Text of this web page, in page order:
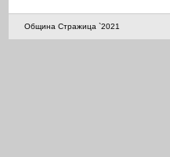
Община Стражица `2021